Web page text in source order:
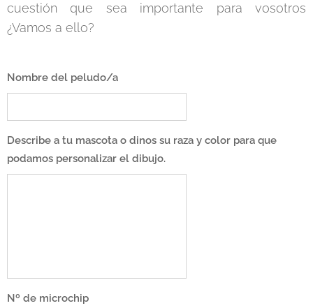
cuestión que sea importante para vosotros
¿Vamos a ello?
Nombre del peludo/a
Describe a tu mascota o dinos su raza y color para que
podamos personalizar el dibujo.
Nº de microchip